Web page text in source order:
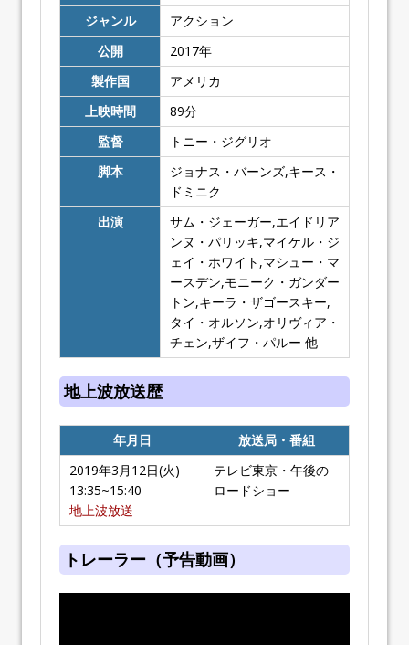
ジャンル
アクション
公開
2017年
製作国
アメリカ
上映時間
89分
監督
トニー・ジグリオ
脚本
ジョナス・バーンズ,キース・
ドミニク
出演
サム・ジェーガー,エイドリア
ンヌ・パリッキ,マイケル・ジ
ェイ・ホワイト,マシュー・マ
ースデン,モニーク・ガンダー
トン,キーラ・ザゴースキー,
タイ・オルソン,オリヴィア・
チェン,ザイフ・パルー 他
地上波放送歴
年月日
放送局・番組
2019年3月12日(火)
13:35~15:40
地上波放送
テレビ東京・午後の
ロードショー
トレーラー（予告動画）